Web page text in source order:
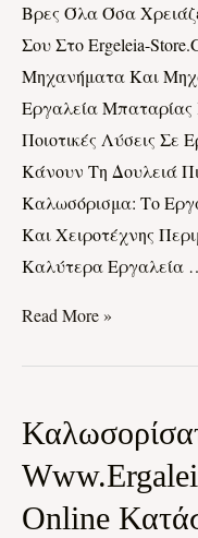
Βρες Όλα Όσα
Σου Στο Ergeleia-
Μηχανήματα Και
Εργαλεία
Ποιοτικές Λύσεις
Κάνουν Τη Δουλειά
Καλωσόρισμα: Το
Και Χειροτέχνης
Καλύτερα Εργαλεία
Απόλυτος
Προορισμός
Για
Εξοπλισμό
Και
Μηχανήματα
Read More »
Online
Καλωσορίσατε
Www.ergaleia-
Store.gr: